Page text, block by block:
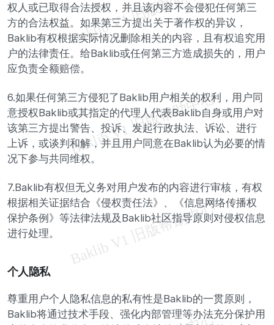
权人或已取得合法授权，并且该内容不会侵犯任何第三
方的合法权益。如果第三方提出关于著作权的异议，
Baklib有权根据实际情况删除相关的内容，且有权追究用
户的法律责任。给Baklib或任何第三方造成损失的，用户
应负责全额赔偿。
6.如果任何第三方侵犯了Baklib用户相关的权利，用户同
意授权Baklib或其指定的代理人代表Baklib自身或用户对
该第三方提出警告、投诉、发起行政执法、诉讼、进行
上诉，或谈判和解，并且用户同意在Baklib认为必要的情
况下参与共同维权。
7.Baklib有权但无义务对用户发布的内容进行审核，有权
根据相关证据结合《侵权责任法》、《信息网络传播权
保护条例》等法律法规及Baklib社区指导原则对侵权信息
进行处理。
个人隐私
尊重用户个人隐私信息的私有性是Baklib的一贯原则，
Baklib将通过技术手段、强化内部管理等办法充分保护用